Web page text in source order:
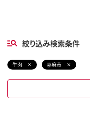
絞り込み検索条件
牛肉 嘉麻市